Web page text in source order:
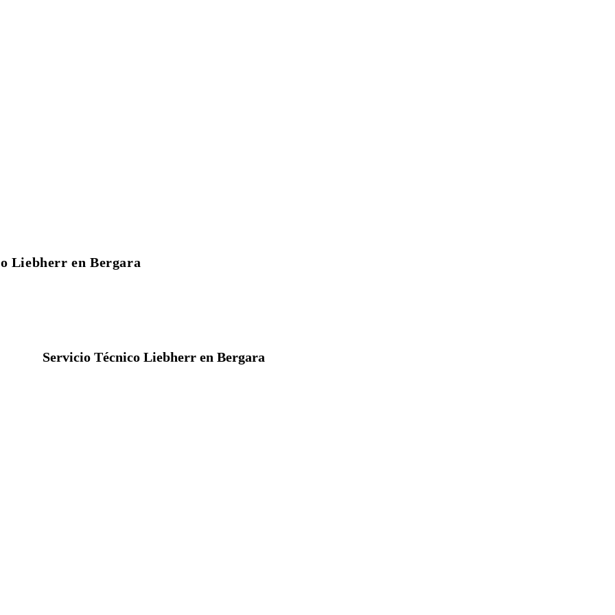
Liebherr en Bergara
Servicio Técnico Liebherr en Bergara